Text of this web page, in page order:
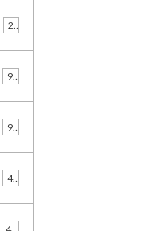
99
41
49